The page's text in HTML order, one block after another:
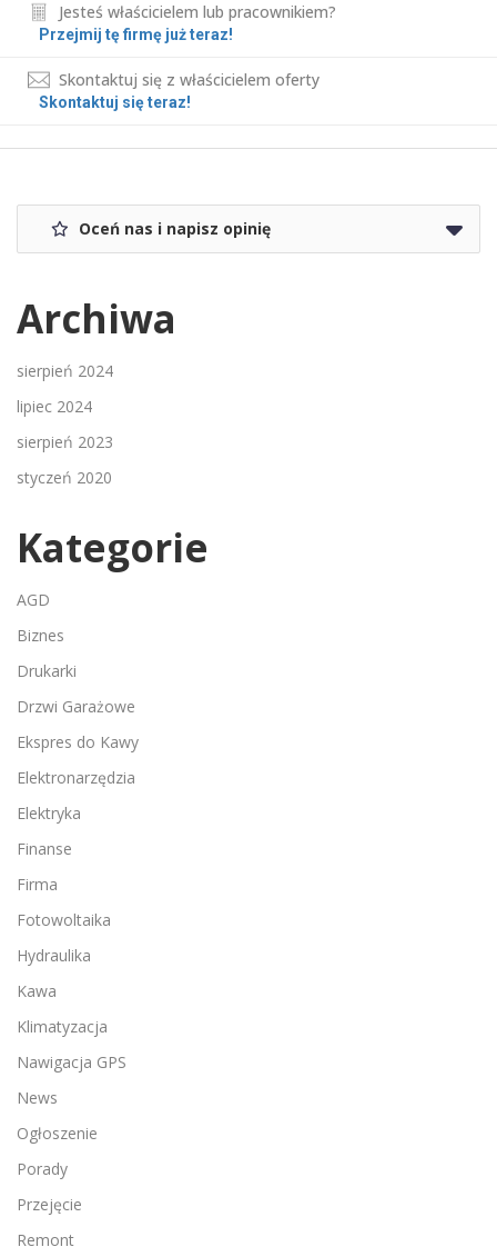
Jesteś właścicielem lub pracownikiem?
Przejmij tę firmę już teraz!
Skontaktuj się z właścicielem oferty
Skontaktuj się teraz!
Oceń nas i napisz opinię
Archiwa
sierpień 2024
lipiec 2024
sierpień 2023
styczeń 2020
Kategorie
AGD
Biznes
Drukarki
Drzwi Garażowe
Ekspres do Kawy
Elektronarzędzia
Elektryka
Finanse
Firma
Fotowoltaika
Hydraulika
Kawa
Klimatyzacja
Nawigacja GPS
News
Ogłoszenie
Porady
Przejęcie
Remont